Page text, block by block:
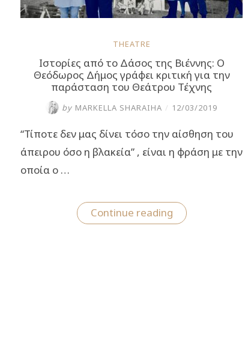
THEATRE
Ιστορίες από το Δάσος της Βιέννης: Ο
Θεόδωρος Δήμος γράφει κριτική για την
παράσταση του Θεάτρου Τέχνης
by MARKELLA SHARAIHA / 12/03/2019
“Τίποτε δεν μας δίνει τόσο την αίσθηση του
άπειρου όσο η βλακεία” , είναι η φράση με την
οποία ο …
Continue reading“Ιστορίες
από